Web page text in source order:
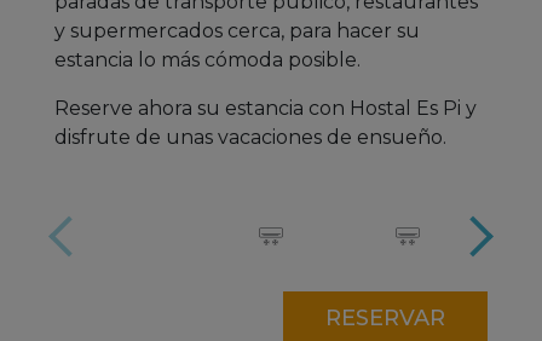
y supermercados cerca, para hacer su
estancia lo más cómoda posible.
Reserve ahora su estancia con Hostal Es Pi y
disfrute de unas vacaciones de ensueño.
RESERVAR